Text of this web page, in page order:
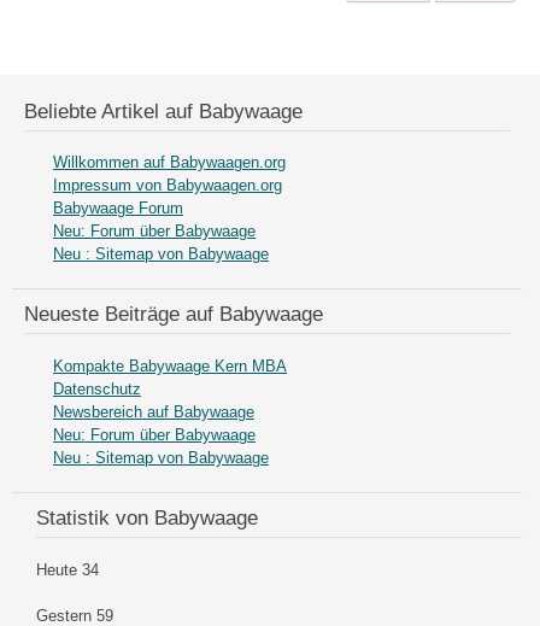
Beliebte Artikel auf Babywaage
Willkommen auf Babywaagen.org
Impressum von Babywaagen.org
Babywaage Forum
Neu: Forum über Babywaage
Neu : Sitemap von Babywaage
Neueste Beiträge auf Babywaage
Kompakte Babywaage Kern MBA
Datenschutz
Newsbereich auf Babywaage
Neu: Forum über Babywaage
Neu : Sitemap von Babywaage
Statistik von Babywaage
Heute 34
Gestern 59